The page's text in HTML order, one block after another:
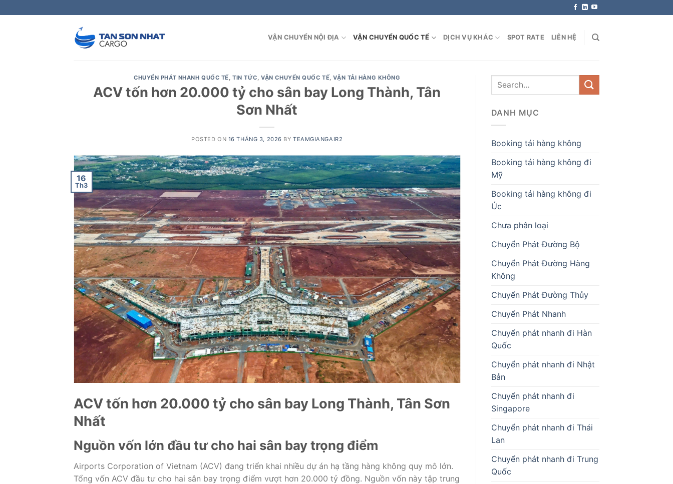
to
VẬN CHUYỂN NỘI ĐỊA VẬN CHUYỂN QUỐC TẾ DỊCH VỤ KHÁC SPOT RATE LIÊN HỆ
CHUYỂN PHÁT NHANH QUỐC TẾ,TIN TỨC,VẬN CHUYỂN QUỐC TẾ,VẬN TẢI HÀNG KHÔNG
ACV tốn hơn 20.000 tỷ cho sân bay Long Thành, Tân
Sơn Nhất
POSTED ON 16 THÁNG 3, 2026 BYTEAMGIANGAIR2
16
Th3
ACV tốn hơn 20.000 tỷ cho sân bay Long Thành, Tân Sơn
Nhất
Nguồn vốn lớn đầu tư cho hai sân bay trọng điểm
Airports Corporation of Vietnam (ACV) đang triển khai nhiều dự án hạ tầng hàng không quy mô lớn.
Tổng vốn ACV đầu tư cho hai sân bay trọng điểm vượt hơn 20.000 tỷ đồng. Nguồn vốn này tập trung
DANH MỤC
Booking tải hàng không
Booking tải hàng không đi
Mỹ
Booking tải hàng không đi
Úc
Chưa phân loại
Chuyển Phát Đường Bộ
Chuyển Phát Đường Hàng
Không
Chuyển Phát Đường Thủy
Chuyển Phát Nhanh
Chuyển phát nhanh đi Hàn
Quốc
Chuyển phát nhanh đi Nhật
Bản
Chuyển phát nhanh đi
Singapore
Chuyển phát nhanh đi Thái
Lan
Chuyển phát nhanh đi Trung
Quốc